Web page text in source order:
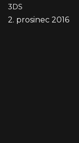
3DS
2. prosinec 2016